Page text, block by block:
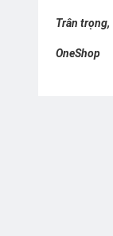
Trân trọng,
OneShop